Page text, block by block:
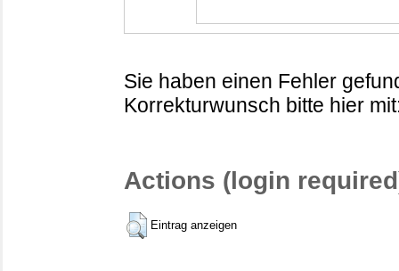
Sie haben einen Fehler
Korrekturwunsch bitte hier
Actions (login
Eintrag anzeigen